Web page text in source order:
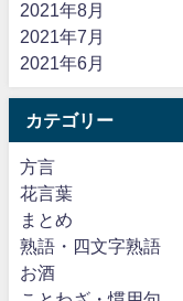
2021年8月
2021年7月
2021年6月
カテゴリー
方言
花言葉
まとめ
熟語・四文字熟語
お酒